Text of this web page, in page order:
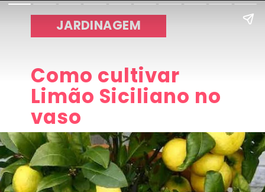
Como cultivar
Limão Siciliano no
vaso
JARDINAGEM